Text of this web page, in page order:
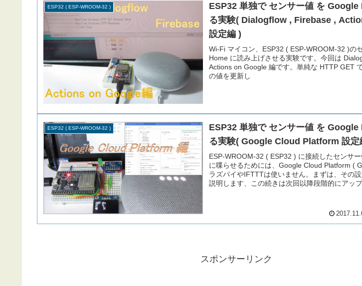
ESP32 ( ESP-WROOM-32 )
ESP32 単独で センサー値 を Google
る実験( Dialogflow , Firebase ,
設定編 )
Wi-Fi マイコン、ESP32 ( ESP-WROOM-32 )の
Home に読み上げさせる実験です。今回は
Actions on Google 編です。単純な HTTP GET
の値を更新し
ESP32 ( ESP-WROOM-32 )
ESP32 単独で センサー値 を Google
る実験( Google Cloud Platform 設定
ESP-WROOM-32 ( ESP32 ) に接続したセンサ
に喋らせるためには、Google Cloud Platform (
ラズパイやIFTTTは使いません。まずは、その
説明します、この続きは次回以降段階的にアップ
スポンサーリンク